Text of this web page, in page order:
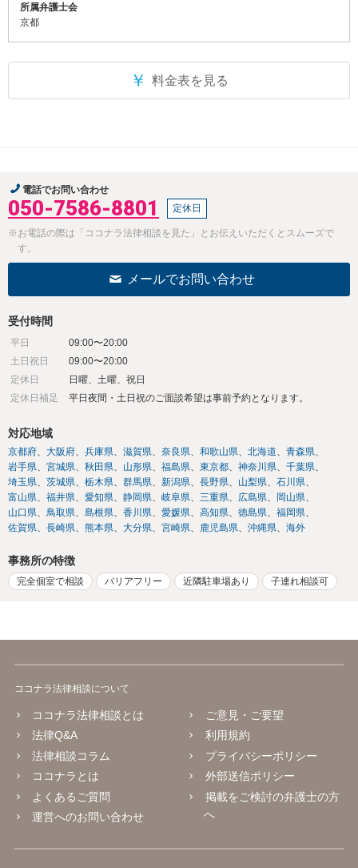
所属弁護士会
京都
￥ 料金表を見る
電話でお問い合わせ
050-7586-8801 定休日
※お電話の際は「ココナラ法律相談を見た」とお伝えいただくとスムーズで
す。
メールでお問い合わせ
受付時間
平日
09:00〜20:00
土日祝日
09:00〜20:00
定休日
日曜、土曜、祝日
定休日補足
平日夜間・土日祝のご面談希望は事前予約となります。
対応地域
京都府 大阪府 兵庫県 滋賀県 奈良県 和歌山県 北海道
青森県
岩手県
宮城県 秋田県 山形県 福島県 東京都 神奈川県
千葉県
埼玉県
茨城県 栃木県 群馬県 新潟県 長野県 山梨県
石川県
富山県
福井県 愛知県 静岡県 岐阜県 三重県 広島県
岡山県
山口県
鳥取県 島根県 香川県 愛媛県 高知県 徳島県
福岡県
佐賀県
長崎県 熊本県 大分県 宮崎県 鹿児島県 沖縄県 海外
事務所の特徴
完全個室で相談 バリアフリー 近隣駐車場あり 子連れ相談可
ココナラ法律相談について
ココナラ法律相談とは
法律Q&A
法律相談コラム
ココナラとは
よくあるご質問
運営へのお問い合わせ
ご意見・ご要望
利用規約
プライバシーポリシー
外部送信ポリシー
掲載をご検討の弁護士の方
へ